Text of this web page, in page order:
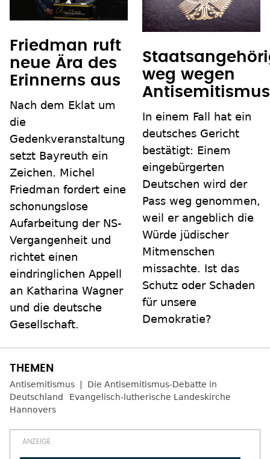
Friedman ruft
neue Ära des
Erinnerns aus
Nach dem Eklat um
die
Gedenkveranstaltung
setzt Bayreuth ein
Zeichen. Michel
Friedman fordert eine
schonungslose
Aufarbeitung der NS-
Vergangenheit und
richtet einen
eindringlichen Appell
an Katharina Wagner
und die deutsche
Gesellschaft.
weg wegen
In einem Fall hat ein
deutsches Gericht
bestätigt: Einem
eingebürgerten
Deutschen wird der
Pass weg genommen,
weil er angeblich die
Würde jüdischer
Mitmenschen
missachte. Ist das
Schutz oder Schaden
für unsere
Demokratie?
Antisemitismus
Die Antisemitismus-Debatte in
Deutschland
Evangelisch-lutherische Landeskirche
Hannovers